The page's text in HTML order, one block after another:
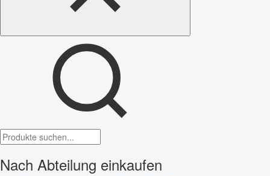
Nach Abteilung einkaufen